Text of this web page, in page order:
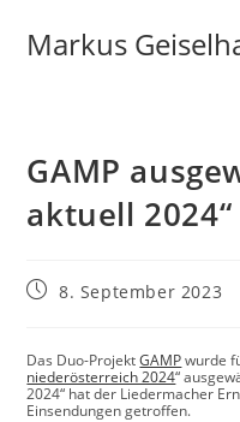
Markus
GAMP
aktuell 2024“
8. September 2023
Das Duo-ProjektGAMPwurde
niederösterreich 2024“
2024“ hat der Liedermacher
Einsendungen getroffen.